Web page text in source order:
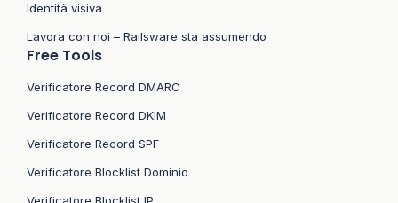
Identità visiva
Lavora con noi – Railsware sta assumendo
Free Tools
Verificatore Record DMARC
Verificatore Record DKIM
Verificatore Record SPF
Verificatore Blocklist Dominio